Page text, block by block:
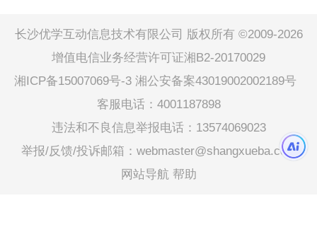
长沙优学互动信息技术有限公司 版权所有 ©2009-2026
增值电信业务经营许可证湘B2-20170029
湘ICP备15007069号-3 湘公安备案43019002002189号
客服电话：4001187898
违法和不良信息举报电话：13574069023
举报/反馈/投诉邮箱：webmaster@shangxueba.com
网站导航 帮助